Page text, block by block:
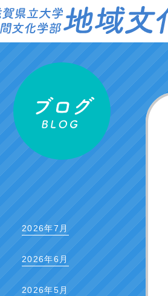
2026年7月
2026年6月
2026年5月